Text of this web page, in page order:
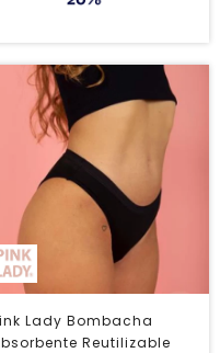
Lady Bombacha
Reutilizable